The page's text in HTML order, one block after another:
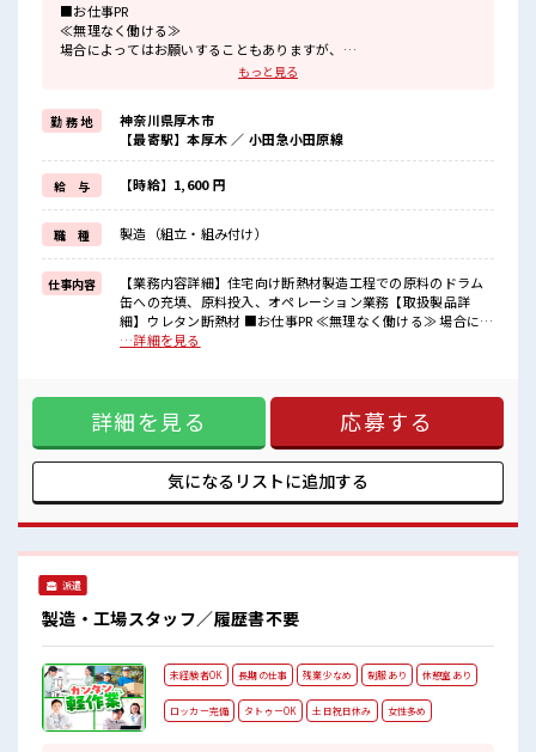
■お仕事PR
≪無理なく働ける≫
場合によってはお願いすることもありますが、
週末は家族や友人と一緒にプライベート満喫！
制服があると毎日の服選びに悩まずOK♪
≪初めての仕事だけど自分にもできそう≫
新しいことにチャレンジするのは不安だけど、
しっかり働く環境が整っています！
イチからスキルUP・ステップUP目指していきましょう！
≪自分に合った期間で働ける≫
福利厚生が整った派遣のお仕事です！
■職場の雰囲気
少人数の職場だから一緒に働く仲間との距離もグッと近い！
20代活躍中のフレッシュな職場です☆
休憩室でホッと一息リフレッシュ！
もっと見る
勤 務 地
神奈川県厚木市
【最寄駅】本厚木 ／ 小田急小田原線
給 与 【時給】1,600 円
職 種 製造（組立・組み付け）
仕事内容
【業務内容詳細】住宅向け断熱材製造工程での原料のドラム
缶への充填、原料投入、オペレーション業務【取扱製品詳
細】ウレタン断熱材 ■お仕事PR ≪無理なく働ける≫ 場合によ
ってはお願いすることもありますが、 残業はほとんどナシ！
ど自分にもできそう≫ 新しいことにチャレンジするのは不安
だけど、 しっかり働く環境が整っています！ イチからスキル
UP・ステップUP目指していきましょう！ ≪自分に合った期
間で働ける≫ 福利厚生が整った派遣のお仕事です！ ■職場の
雰囲気 少人数の職場だから一緒に働く仲間との距離もグッと
近い！ 20代活躍中のフレッシュな職場です☆ 休憩室でホッと
…詳細を見る
詳細を見る 応募する
気になるリストに追加する
派遣
製造・工場スタッフ／履歴書不要
未経験者OK 長期の仕事 残業少なめ 制服あり 休憩室あり
ロッカー完備 タトゥーOK 土日祝日休み 女性多め